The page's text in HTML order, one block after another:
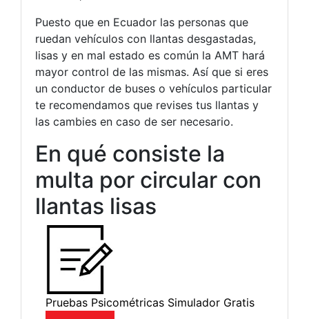
Puesto que en Ecuador las personas que
ruedan vehículos con llantas desgastadas,
lisas y en mal estado es común la AMT hará
mayor control de las mismas. Así que si eres
un conductor de buses o vehículos particular
te recomendamos que revises tus llantas y
las cambies en caso de ser necesario.
En qué consiste la
multa por circular con
llantas lisas